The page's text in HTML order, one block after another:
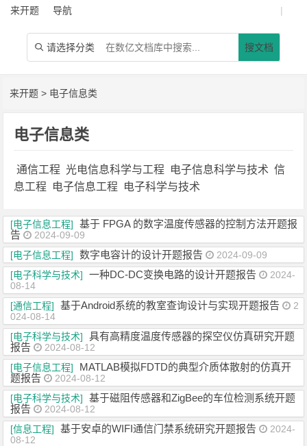
来开题 导航 |
 请选择分类 搜文档
来开题 > 电子信息类
电子信息类
通信工程 光电信息科学与工程 电子信息科学与技术 信
息工程
电子信息工程 电子科学与技术
[电子信息工程]
基于 FPGA 的数字温度传感器的控制方法开题报
告
2024-09-09
[电子信息工程]
数字电容计的设计开题报告
2024-09-09
[电子科学与技术]
一种DC-DC变换电路的设计开题报告
2024-
08-14
[通信工程]
基于Android系统的教室查询设计与实现开题报告
2
024-08-14
[电子科学与技术]
具有高精度温度传感器的探空仪仿真研究开题
报告
2024-08-12
[电子信息工程]
MATLAB模拟FDTD的典型介质体散射的仿真开
题报告
2024-08-12
[电子科学与技术]
基于磁阻传感器和ZigBee的车位检测系统开题
报告
2024-08-12
[信息工程]
基于安卓的WIFI通信门禁系统研究开题报告
2024-
08-12